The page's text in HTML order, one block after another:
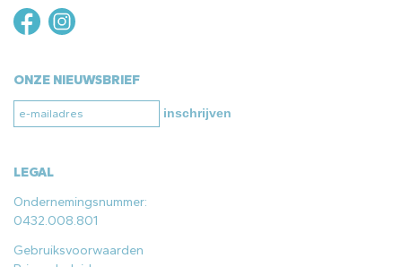
ONZE NIEUWSBRIEF
inschrijven
LEGAL
Ondernemingsnummer:
0432.008.801
Gebruiksvoorwaarden